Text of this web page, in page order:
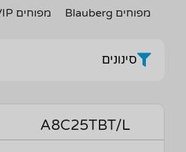
מפוחים Blauberg מפוחים VIP
סינונים
A8C25TBT/L